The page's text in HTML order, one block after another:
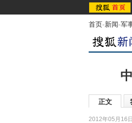
首页-新闻-军
正文
2012年05月16